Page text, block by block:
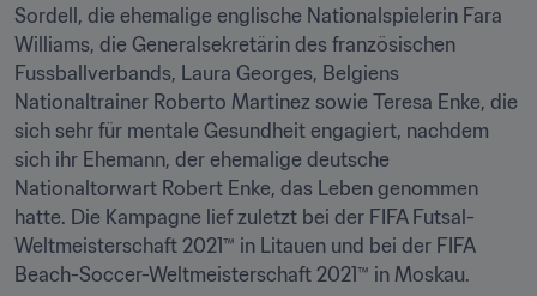
Sordell, die ehemalige englische Nationalspielerin Fara
Williams, die Generalsekretärin des französischen
Fussballverbands, Laura Georges, Belgiens
Nationaltrainer Roberto Martinez sowie Teresa Enke, die
sich sehr für mentale Gesundheit engagiert, nachdem
sich ihr Ehemann, der ehemalige deutsche
Nationaltorwart Robert Enke, das Leben genommen
hatte. Die Kampagne lief zuletzt bei der FIFA Futsal-
Weltmeisterschaft 2021™ in Litauen und bei der FIFA
Beach-Soccer-Weltmeisterschaft 2021™ in Moskau.